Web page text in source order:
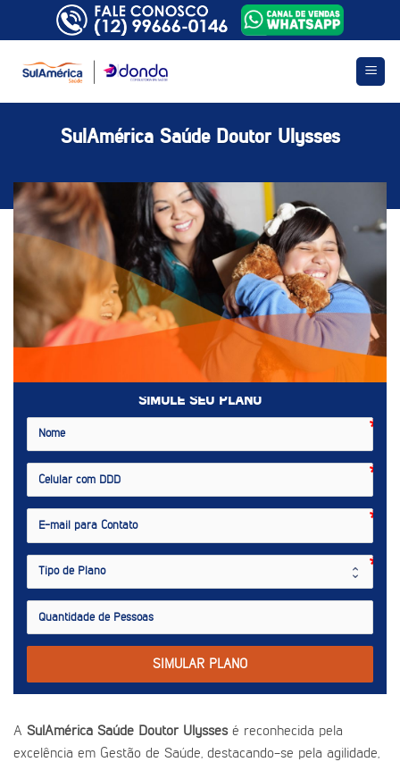
SulAmérica Saúde Doutor Ulysses
SIMULE SEU PLANO
SIMULAR PLANO
A SulAmérica Saúde Doutor Ulyssesé reconhecida pela
excelência em Gestão de Saúde, destacando-se pela agilidade,